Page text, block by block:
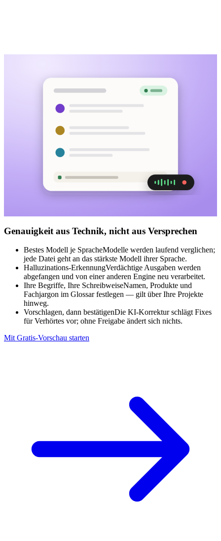
Genauigkeit aus Technik, nicht aus Versprechen
Bestes Modell je SpracheModelle werden laufend verglichen;
jede Datei geht an das stärkste Modell ihrer Sprache.
Halluzinations-ErkennungVerdächtige Ausgaben werden
abgefangen und von einer anderen Engine neu verarbeitet.
Ihre Begriffe, Ihre SchreibweiseNamen, Produkte und
Fachjargon im Glossar festlegen — gilt über Ihre Projekte
hinweg.
Vorschlagen, dann bestätigenDie KI-Korrektur schlägt Fixes
für Verhörtes vor; ohne Freigabe ändert sich nichts.
Mit Gratis-Vorschau starten